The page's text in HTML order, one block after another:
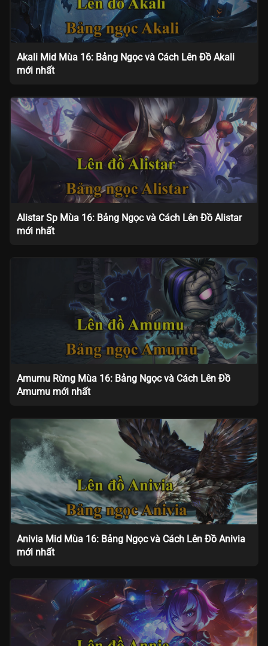
Akali Mid Mùa 16: Bảng Ngọc và Cách Lên Đồ Akali
mới nhất
Alistar Sp Mùa 16: Bảng Ngọc và Cách Lên Đồ Alistar
mới nhất
Amumu Rừng Mùa 16: Bảng Ngọc và Cách Lên Đồ
Amumu mới nhất
Anivia Mid Mùa 16: Bảng Ngọc và Cách Lên Đồ Anivia
mới nhất